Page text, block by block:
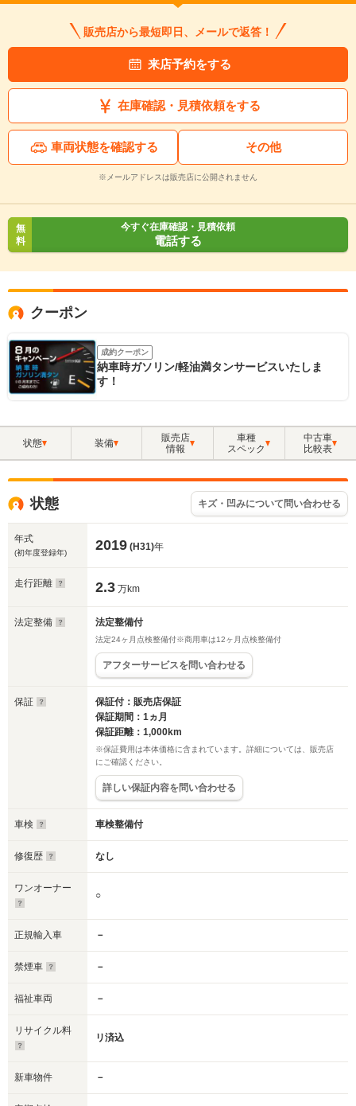
販売店から最短即日、メールで返答！
来店予約をする
在庫確認・見積依頼をする
車両状態を確認する その他
※メールアドレスは販売店に公開されません
無
料
今すぐ在庫確認・見積依頼
電話する
クーポン
成約クーポン
納車時ガソリン/軽油満タンサービスいたしま
す！
状態 装備
販売店
情報
車種
スペック
中古車
比較表
状態 キズ・凹みについて問い合わせる
年式
(初年度登録年) 2019 (H31)年
走行距離 2.3 万km
法定整備 法定整備付
法定24ヶ月点検整備付※商用車は12ヶ月点検整備付
アフターサービスを問い合わせる
保証
保証付：販売店保証
保証期間：1ヵ月
保証距離：1,000km
※保証費用は本体価格に含まれています。詳細については、販売店
にご確認ください。
詳しい保証内容を問い合わせる
車検 車検整備付
修復歴 なし
ワンオーナー
○
正規輸入車 －
禁煙車 －
福祉車両 －
リサイクル料
リ済込
新車物件 －